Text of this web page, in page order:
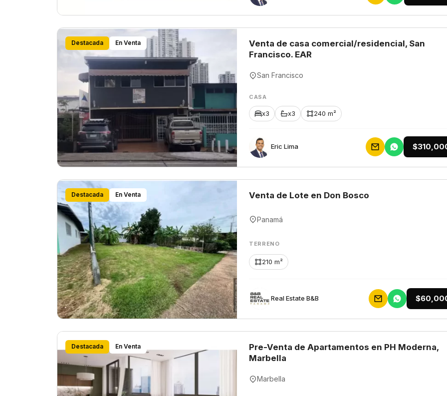
Destacada En Venta
Venta de casa comercial/residencial, San
Francisco. EAR
San Francisco
CASA
x3 x3 240 m²
Eric Lima
Destacada En Venta Venta de Lote en Don Bosco
Panamá
TERRENO
210 m²
Rеаl Еstаtе В&В
Destacada En Venta
Pre-Venta de Apartamentos en PH Moderna,
Marbella
Marbella